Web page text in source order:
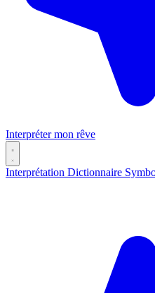
Interpréter mon rêve
Interprétation Dictionnaire